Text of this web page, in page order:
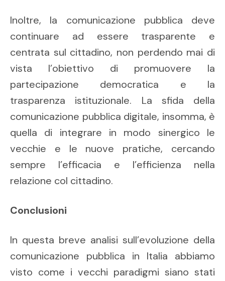
Inoltre, la comunicazione pubblica deve
continuare ad essere trasparente e
centrata sul cittadino, non perdendo mai di
vista l’obiettivo di promuovere la
partecipazione democratica e la
trasparenza istituzionale. La sfida della
comunicazione pubblica digitale, insomma, è
quella di integrare in modo sinergico le
vecchie e le nuove pratiche, cercando
sempre l’efficacia e l’efficienza nella
relazione col cittadino.
Conclusioni
In questa breve analisi sull’evoluzione della
comunicazione pubblica in Italia abbiamo
visto come i vecchi paradigmi siano stati